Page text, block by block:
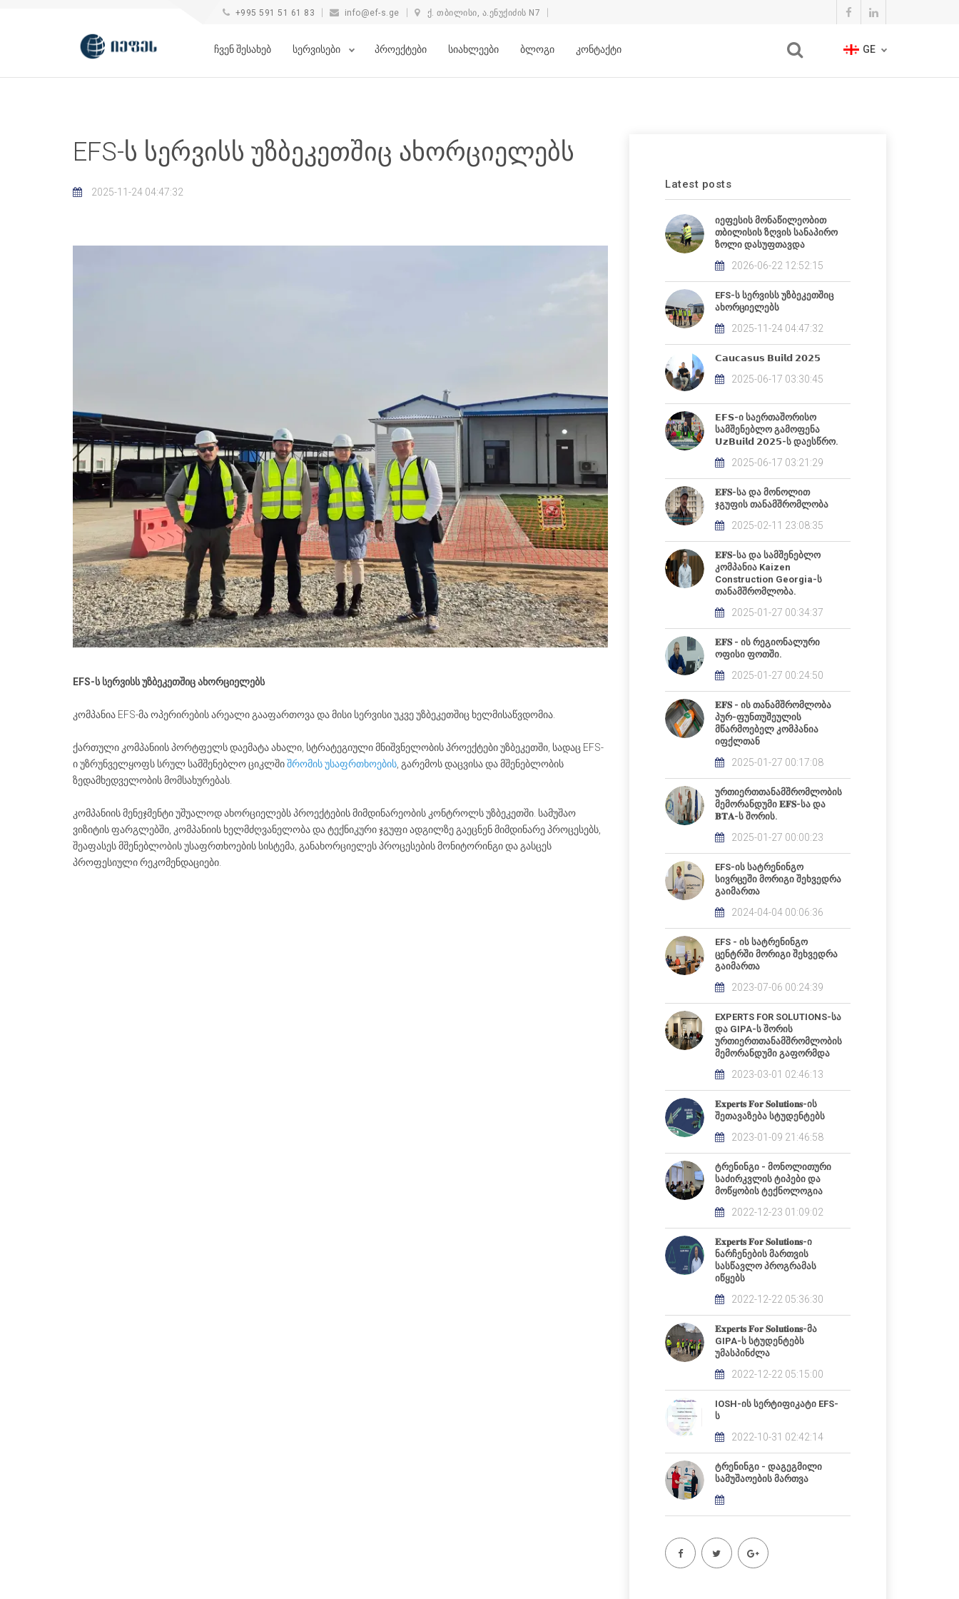
+995 591 51 61 83 info@ef-s.ge ქ. თბილისი, ა.ენუქიძის N7
ჩვენ შესახებ სერვისები პროექტები სიახლეები ბლოგი კონტაქტი GE
EFS-ს სერვისს უზბეკეთშიც ახორციელებს
2025-11-24 04:47:32
EFS-ს სერვისს უზბეკეთშიც ახორციელებს
კომპანია EFS-მა ოპერირების არეალი გააფართოვა და მისი სერვისი უკვე უზბეკეთშიც ხელმისაწვდომია.
ქართული კომპანიის პორტფელს დაემატა ახალი, სტრატეგიული მნიშვნელობის პროექტები უზბეკეთში, სადაც EFS-
ი უზრუნველყოფს სრულ სამშენებლო ციკლშიშრომის უსაფრთხოების , გარემოს დაცვისა და მშენებლობის
ზედამხედველობის მომსახურებას.
კომპანიის მენეჯმენტი უშუალოდ ახორციელებს პროექტების მიმდინარეობის კონტროლს უზბეკეთში. სამუშაო
ვიზიტის ფარგლებში, კომპანიის ხელმძღვანელობა და ტექნიკური ჯგუფი ადგილზე გაეცნენ მიმდინარე პროცესებს,
შეაფასეს მშენებლობის უსაფრთხოების სისტემა, განახორციელეს პროცესების მონიტორინგი და გასცეს
პროფესიული რეკომენდაციები.
Latest posts
იეფესის მონაწილეობით
თბილისის ზღვის სანაპირო
ზოლი დასუფთავდა
2026-06-22 12:52:15
EFS-ს სერვისს უზბეკეთშიც
ახორციელებს
2025-11-24 04:47:32
𝗖𝗮𝘂𝗰𝗮𝘀𝘂𝘀 𝗕𝘂𝗶𝗹𝗱 𝟮𝟬𝟮𝟱
2025-06-17 03:30:45
𝗘𝗙𝗦-ი საერთაშორისო
სამშენებლო გამოფენა
𝗨𝘇𝗕𝘂𝗶𝗹𝗱 𝟮𝟬𝟮𝟱-ს დაესწრო.
2025-06-17 03:21:29
𝐄𝐅𝐒-სა და მონოლით
ჯგუფის თანამშრომლობა
2025-02-11 23:08:35
𝐄𝐅𝐒-სა და სამშენებლო
კომპანია Kaizen
Construction Georgia-ს
თანამშრომლობა.
2025-01-27 00:34:37
𝐄𝐅𝐒 - ის რეგიონალური
ოფისი ფოთში.
2025-01-27 00:24:50
𝐄𝐅𝐒 - ის თანამშრომლობა
პურ-ფუნთუშეულის
მწარმოებელ კომპანია
იფქლთან
2025-01-27 00:17:08
ურთიერთთანამშრომლობის
მემორანდუმი 𝐄𝐅𝐒-სა და
𝐁𝐓𝐀-ს შორის.
2025-01-27 00:00:23
EFS-ის სატრენინგო
სივრცეში მორიგი შეხვედრა
გაიმართა
2024-04-04 00:06:36
EFS - ის სატრენინგო
ცენტრში მორიგი შეხვედრა
გაიმართა
2023-07-06 00:24:39
EXPERTS FOR SOLUTIONS-სა
და GIPA-ს შორის
ურთიერთთანამშრომლობის
მემორანდუმი გაფორმდა
2023-03-01 02:46:13
𝐄𝐱𝐩𝐞𝐫𝐭𝐬 𝐅𝐨𝐫 𝐒𝐨𝐥𝐮𝐭𝐢𝐨𝐧𝐬-ის
შეთავაზება სტუდენტებს
2023-01-09 21:46:58
ტრენინგი - მონოლითური
საძირკვლის ტიპები და
მოწყობის ტექნოლოგია
2022-12-23 01:09:02
𝐄𝐱𝐩𝐞𝐫𝐭𝐬 𝐅𝐨𝐫 𝐒𝐨𝐥𝐮𝐭𝐢𝐨𝐧𝐬-ი
ნარჩენების მართვის
სასწავლო პროგრამას
იწყებს
2022-12-22 05:36:30
𝐄𝐱𝐩𝐞𝐫𝐭𝐬 𝐅𝐨𝐫 𝐒𝐨𝐥𝐮𝐭𝐢𝐨𝐧𝐬-მა
GIPA-ს სტუდენტებს
უმასპინძლა
2022-12-22 05:15:00
IOSH-ის სერტიფიკატი EFS-
ს
2022-10-31 02:42:14
ტრენინგი - დაგეგმილი
სამუშაოების მართვა